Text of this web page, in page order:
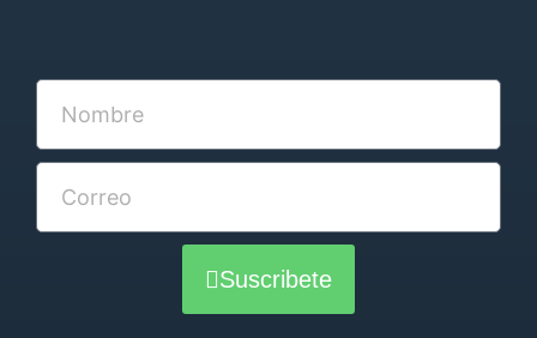
Suscribete